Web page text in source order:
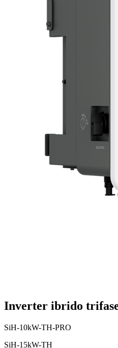
Inverter ibrido
SiH-10kW-TH-PRO
SiH-15kW-TH